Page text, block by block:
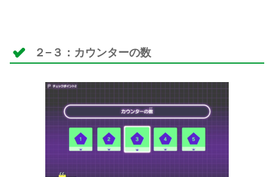
２−３：カウンターの数